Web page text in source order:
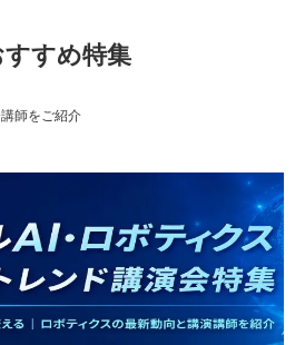
すすめ特集
師をご紹介